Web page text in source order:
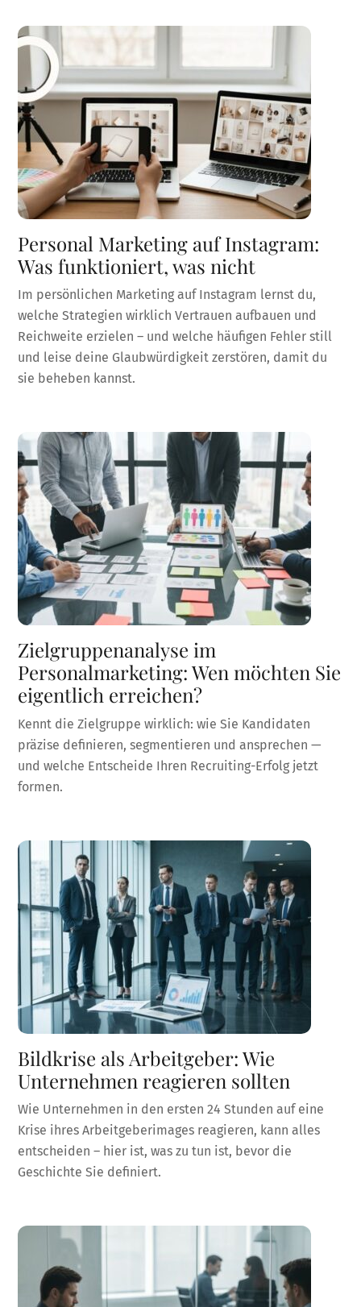
Personal Marketing auf Instagram:
Was funktioniert, was nicht
Im persönlichen Marketing auf Instagram lernst du,
welche Strategien wirklich Vertrauen aufbauen und
Reichweite erzielen – und welche häufigen Fehler still
und leise deine Glaubwürdigkeit zerstören, damit du
sie beheben kannst.
Zielgruppenanalyse im
Personalmarketing: Wen möchten Sie
eigentlich erreichen?
Kennt die Zielgruppe wirklich: wie Sie Kandidaten
präzise definieren, segmentieren und ansprechen —
und welche Entscheide Ihren Recruiting-Erfolg jetzt
formen.
Bildkrise als Arbeitgeber: Wie
Unternehmen reagieren sollten
Wie Unternehmen in den ersten 24 Stunden auf eine
Krise ihres Arbeitgeberimages reagieren, kann alles
entscheiden – hier ist, was zu tun ist, bevor die
Geschichte Sie definiert.